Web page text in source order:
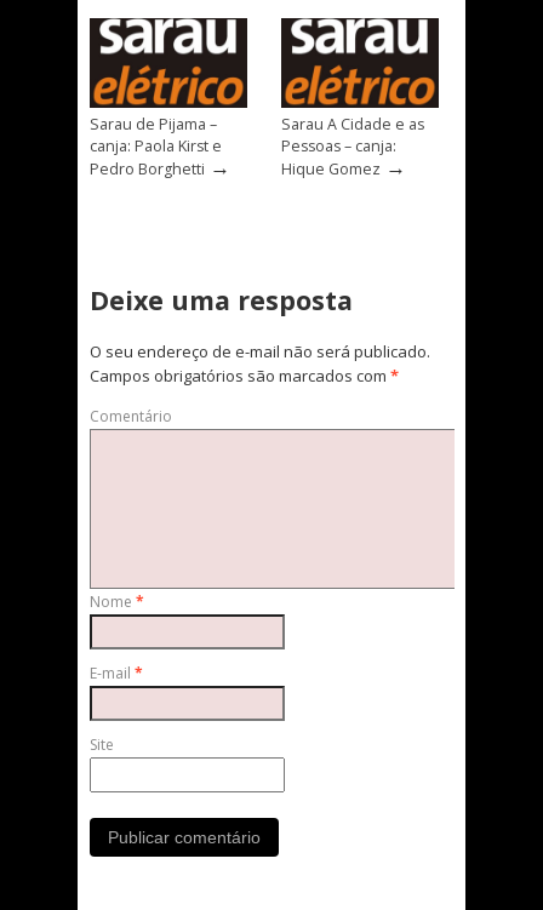
Sarau de Pijama –
canja: Paola Kirst e
Pedro Borghetti →
Sarau A Cidade e as
Pessoas – canja:
Hique Gomez →
Deixe uma resposta
O seu endereço de e-mail não será publicado.
Campos obrigatórios são marcados com *
Comentário
Nome *
E-mail *
Site